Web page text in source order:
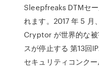
Sleepfreaks DTMセ
れます。2017 年 5 月
Cryptor が世界的な
スが停止する 第13回
セキュリティコンク